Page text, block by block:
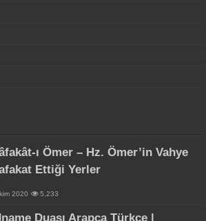
ı Ömer – Hz. Ömer’in Vahye
Ettiği Yerler
2020 5,233
Duası Arapça Türkçe |